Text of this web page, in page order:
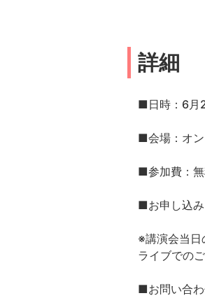
詳細
■日時：6月
■会場：オン
■参加費：
■お申し込
※講演会当日
ライブでの
■お問い合